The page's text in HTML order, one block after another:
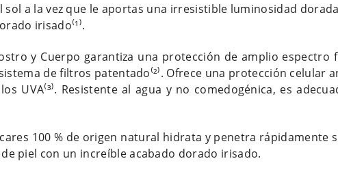
sol a la vez que le aportas una irresistible luminosidad
irisado⁽¹⁾.
y Cuerpo garantiza una protección de amplio espectro
de filtros patentado⁽²⁾. Ofrece una protección celular
UVA⁽³⁾. Resistente al agua y no comedogénica, es
100 % de origen natural hidrata y penetra rápidamente
piel con un increíble acabado dorado irisado.